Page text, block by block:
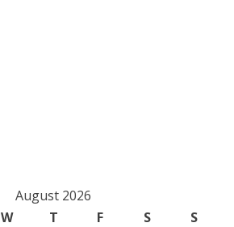
August 2026
W T F S
S